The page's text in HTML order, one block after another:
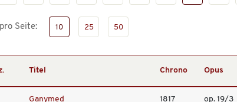
Seite: 10 25 50
Titel Chrono Opus
Ganymed 1817 op. 19/3